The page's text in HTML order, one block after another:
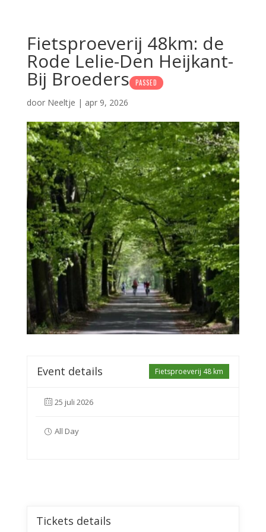
Fietsproeverij 48km: de
Rode Lelie-Den Heijkant-
Bij Broeders PASSED
door Neeltje | apr 9, 2026
Fietsproeverij 48 km
Event details
25 juli 2026
All Day
Tickets details